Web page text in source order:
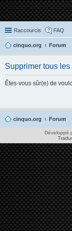
Raccourcis FAQ
cinquo.org
Forum
Supprimer tous
Êtes-vous sûr(e) de
cinquo.org Forum
Développé